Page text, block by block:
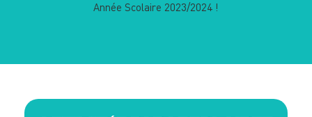
Année Scolaire 2023/2024 !